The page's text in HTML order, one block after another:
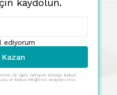
kaydolun.
ediyorum
ile ilgili iletişim almayı kabul
ve kabul ettiğinizi onaylarsınız.